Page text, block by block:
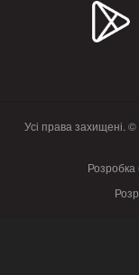
Усі права захищені.